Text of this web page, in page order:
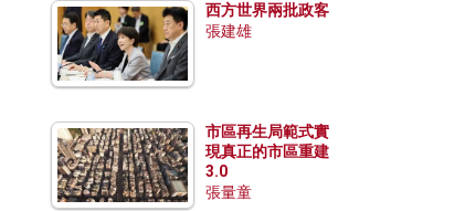
西方世界兩批政客
張建雄
市區再生局範式實
現真正的市區重建
3.0
張量童